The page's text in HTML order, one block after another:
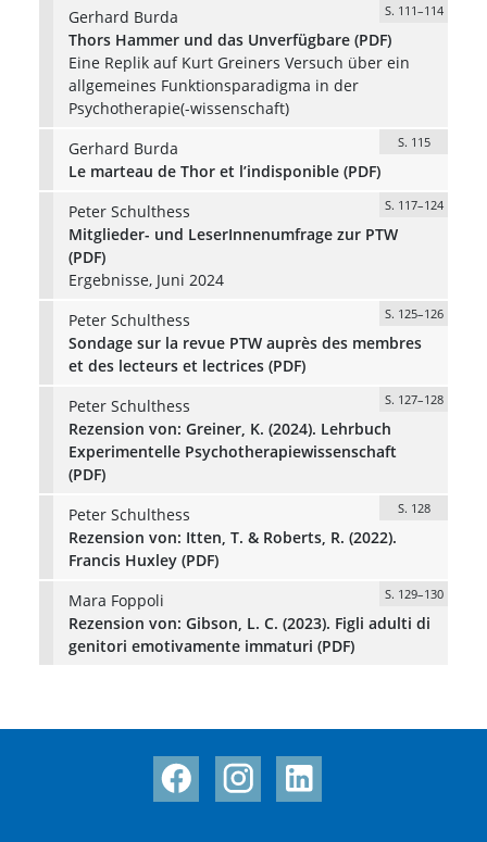
Gerhard Burda
S. 111–114
Thors Hammer und das Unverfügbare (PDF)
Eine Replik auf Kurt Greiners Versuch über ein
allgemeines Funktionsparadigma in der
Psychotherapie(-wissenschaft)
Gerhard Burda
S. 115
Le marteau de Thor et l’indisponible (PDF)
Peter Schulthess
S. 117–124
Mitglieder- und LeserInnenumfrage zur PTW
(PDF)
Ergebnisse, Juni 2024
Peter Schulthess
S. 125–126
Sondage sur la revue PTW auprès des membres
et des lecteurs et lectrices (PDF)
Peter Schulthess
S. 127–128
Rezension von: Greiner, K. (2024). Lehrbuch
Experimentelle Psychotherapiewissenschaft
(PDF)
Peter Schulthess
S. 128
Rezension von: Itten, T. & Roberts, R. (2022).
Francis Huxley (PDF)
Mara Foppoli
S. 129–130
Rezension von: Gibson, L. C. (2023). Figli adulti di
genitori emotivamente immaturi (PDF)